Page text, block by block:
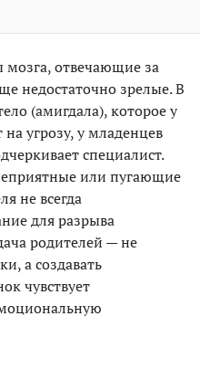
мозга, отвечающие за
недостаточно зрелые. В
(амигдала), которое у
угрозу, у младенцев
специалист.
или пугающие
не всегда
для разрыва
родителей — не
а создавать
чувствует